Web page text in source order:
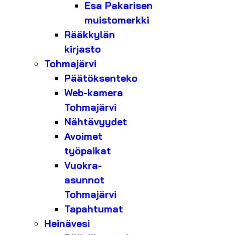
Esa Pakarisen
muistomerkki
Rääkkylän
kirjasto
Tohmajärvi
Päätöksenteko
Web-kamera
Tohmajärvi
Nähtävyydet
Avoimet
työpaikat
Vuokra-
asunnot
Tohmajärvi
Tapahtumat
Heinävesi